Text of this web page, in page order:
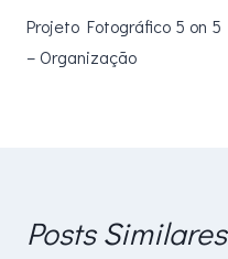
de
Projeto Fotográfico 5 on 5
– Organização
Posts Similares